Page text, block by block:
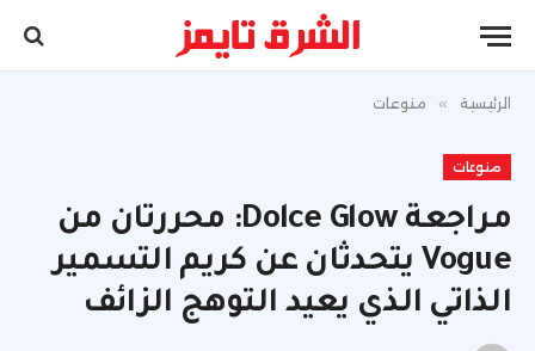
الرئيسية » منوعات
منوعات
مراجعة Dolce Glow: محررتان من
Vogue يتحدثان عن كريم التسمير
الذاتي الذي يعيد التوهج الزائف